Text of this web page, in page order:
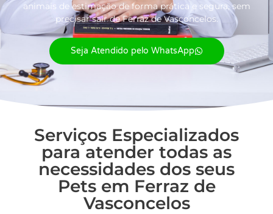
animais de estimação de forma prática e segura, sem
precisar sair de Ferraz de Vasconcelos.
Seja Atendido pelo WhatsApp
Serviços Especializados
para atender todas as
necessidades dos seus
Pets em Ferraz de
Vasconcelos